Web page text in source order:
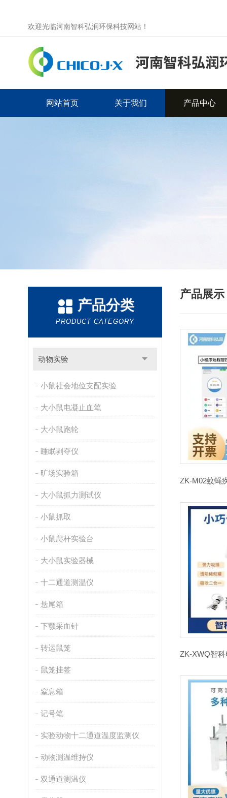
欢迎光临河南智科弘润环保科技网站！
网站首页 关于我们 产品中心
产品分类
PRODUCT CATEGORY
动物实验
小鼠社会地位支配实验
大小鼠电凝止血笔
大小鼠跑轮
睡眠剥夺仪
旷场实验箱
大小鼠抓力测试仪
小鼠抓取
小鼠爬杆实验台
大小鼠实验器械
十二通道测温仪
悬尾箱
下颚采血针
转运鼠笼
鼠笼挂签
窒息箱
记号笔
实验动物十二通道温度监测仪
动物测温维持仪
双通道测温仪
产品展示